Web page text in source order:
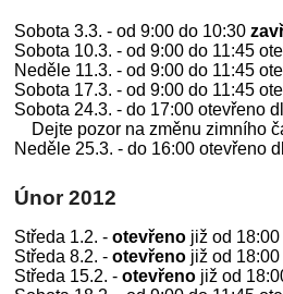
Sobota 3.3. - od 9:00 do 10:30
Sobota 10.3. - od 9:00 do 11:45
Neděle 11.3. - od 9:00 do 11:45
Sobota 17.3. - od 9:00 do 11:45
Sobota 24.3. - do 17:00 otevřeno
Dejte pozor na změnu zimního
Neděle 25.3. - do 16:00 otevřeno
Únor 2012
Středa 1.2. -otevřeno již od 18:00
Středa 8.2. -otevřeno již od 18:00
Středa 15.2. -otevřeno již od